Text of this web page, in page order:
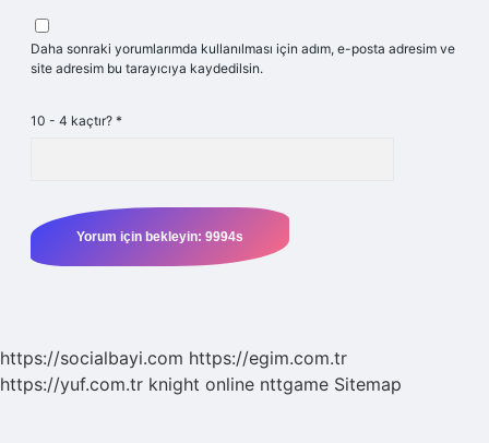
Daha sonraki yorumlarımda kullanılması için adım, e-posta adresim ve
site adresim bu tarayıcıya kaydedilsin.
10 - 4 kaçtır? *
https://socialbayi.com https://egim.com.tr
https://yuf.com.tr knight online nttgame Sitemap